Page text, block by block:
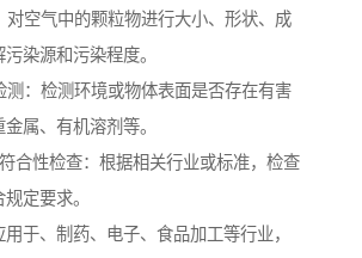
对空气中的颗粒物进行大小、形状、成
染源和污染程度。
测：检测环境或物体表面是否存在有害
属、有机溶剂等。
合性检查：根据相关行业或标准，检查
定要求。
于、制药、电子、食品加工等行业，